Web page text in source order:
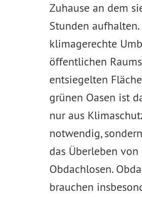
Zuhause an dem
Stunden aufhalten.
klimagerechte
öffentlichen
entsiegelten
grünen Oasen ist
nur aus
notwendig,
das Überleben von
Obdachlosen.
brauchen